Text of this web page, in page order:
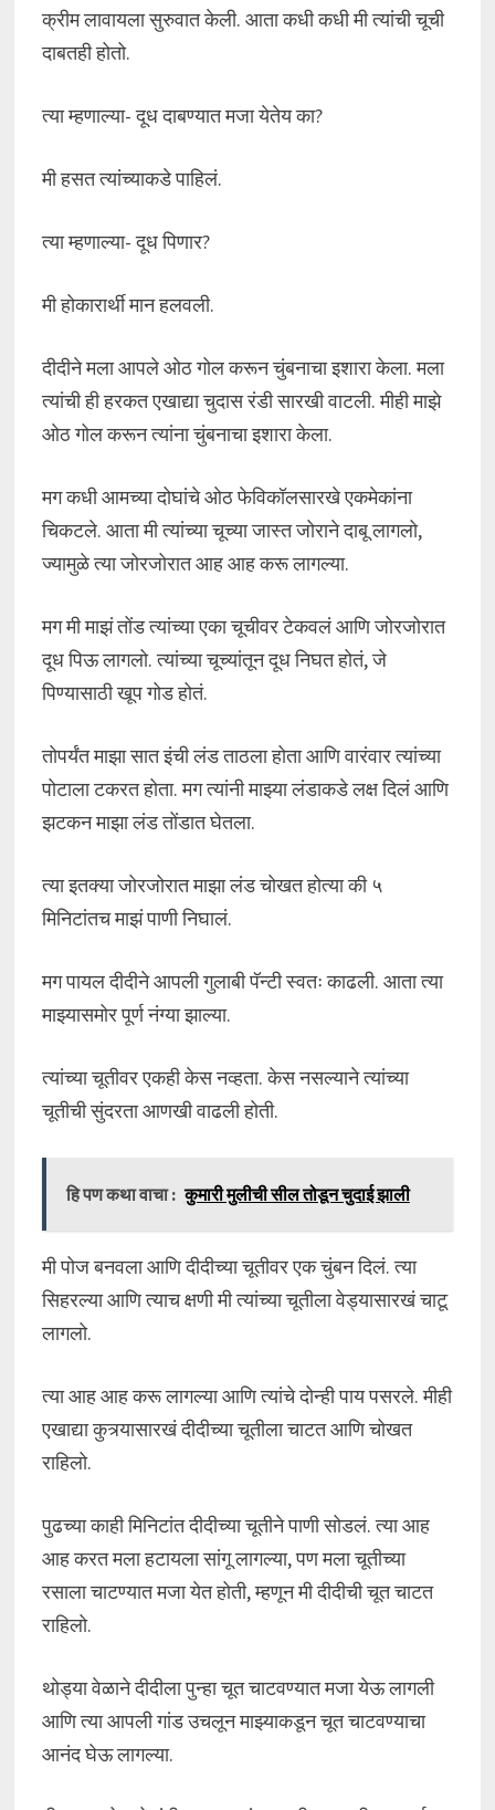
क्रीम लावायला सुरुवात केली. आता कधी कधी मी त्यांची चूची
दाबतही होतो.
त्या म्हणाल्या- दूध दाबण्यात मजा येतेय का?
मी हसत त्यांच्याकडे पाहिलं.
त्या म्हणाल्या- दूध पिणार?
मी होकारार्थी मान हलवली.
दीदीने मला आपले ओठ गोल करून चुंबनाचा इशारा केला. मला
त्यांची ही हरकत एखाद्या चुदास रंडी सारखी वाटली. मीही माझे
ओठ गोल करून त्यांना चुंबनाचा इशारा केला.
मग कधी आमच्या दोघांचे ओठ फेविकॉलसारखे एकमेकांना
चिकटले. आता मी त्यांच्या चूच्या जास्त जोराने दाबू लागलो,
ज्यामुळे त्या जोरजोरात आह आह करू लागल्या.
मग मी माझं तोंड त्यांच्या एका चूचीवर टेकवलं आणि जोरजोरात
दूध पिऊ लागलो. त्यांच्या चूच्यांतून दूध निघत होतं, जे
पिण्यासाठी खूप गोड होतं.
तोपर्यंत माझा सात इंची लंड ताठला होता आणि वारंवार त्यांच्या
पोटाला टकरत होता. मग त्यांनी माझ्या लंडाकडे लक्ष दिलं आणि
झटकन माझा लंड तोंडात घेतला.
त्या इतक्या जोरजोरात माझा लंड चोखत होत्या की ५
मिनिटांतच माझं पाणी निघालं.
मग पायल दीदीने आपली गुलाबी पॅन्टी स्वतः काढली. आता त्या
माझ्यासमोर पूर्ण नंग्या झाल्या.
त्यांच्या चूतीवर एकही केस नव्हता. केस नसल्याने त्यांच्या
चूतीची सुंदरता आणखी वाढली होती.
हि पण कथा वाचा : कुमारी मुलीची सील तोडून चुदाई झाली
मी पोज बनवला आणि दीदीच्या चूतीवर एक चुंबन दिलं. त्या
सिहरल्या आणि त्याच क्षणी मी त्यांच्या चूतीला वेड्यासारखं चाटू
लागलो.
त्या आह आह करू लागल्या आणि त्यांचे दोन्ही पाय पसरले. मीही
एखाद्या कुत्र्यासारखं दीदीच्या चूतीला चाटत आणि चोखत
राहिलो.
पुढच्या काही मिनिटांत दीदीच्या चूतीने पाणी सोडलं. त्या आह
आह करत मला हटायला सांगू लागल्या, पण मला चूतीच्या
रसाला चाटण्यात मजा येत होती, म्हणून मी दीदीची चूत चाटत
राहिलो.
थोड्या वेळाने दीदीला पुन्हा चूत चाटवण्यात मजा येऊ लागली
आणि त्या आपली गांड उचलून माझ्याकडून चूत चाटवण्याचा
आनंद घेऊ लागल्या.